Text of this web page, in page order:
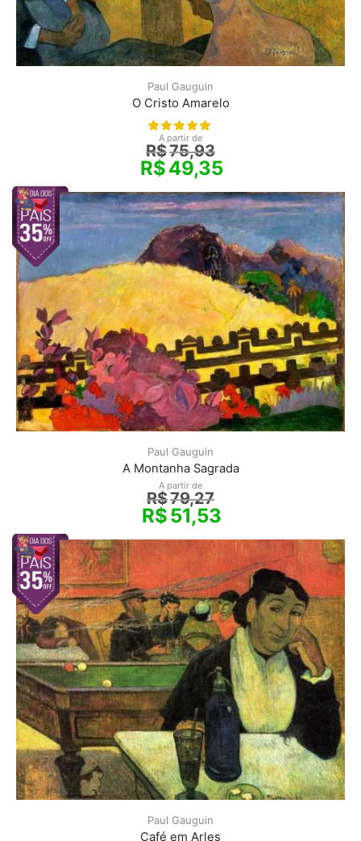
Paul Gauguin
O Cristo Amarelo
A partir de
R$75,93
R$49,35
Paul Gauguin
A Montanha Sagrada
A partir de
R$79,27
R$51,53
Paul Gauguin
Café em Arles